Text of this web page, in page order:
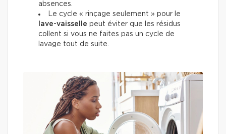
absences.
Le cycle « rinçage seulement » pour le
lave-vaisselle peut éviter que les résidus
collent si vous ne faites pas un cycle de
lavage tout de suite.